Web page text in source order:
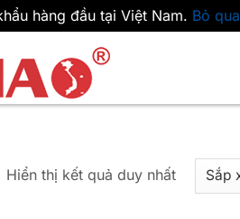
hàng đầu tại Việt Nam. Bỏ qua
Hiển thị kết quả duy nhất